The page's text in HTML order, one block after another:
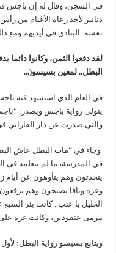
في السجن، وقال له إن باجس
دنانير لأحد رعاة الأغنام من
نفسه: البنادق في أيديهم ومع
لقد دفعوا الثمن، وكانوا
البطل.. لمعين بسيسو(
..
.
يتولى رواية باجس ويصدر:
والتي صدرت عن دار الفارابي في
وجاء في “مات البطل عاش
في المدرسة، ما لم يتعلمه في
يتحدثون وهم يتأوهون عن أيام
وغزة ويافا يصيحون وهم يرفعون
الخليل يا عنب.. كانت بئر
مرمى عنقودين، وكانت غزة على
ويتابع بسيسو رواية البطل: